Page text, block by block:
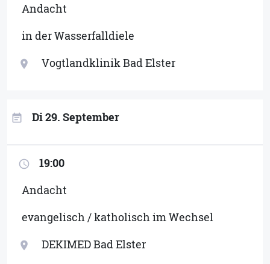
Andacht
in der Wasserfalldiele
location_on Vogtlandklinik Bad Elster
event_note Di 29. September
access_time
19:00
Andacht
evangelisch / katholisch im Wechsel
location_on DEKIMED Bad Elster